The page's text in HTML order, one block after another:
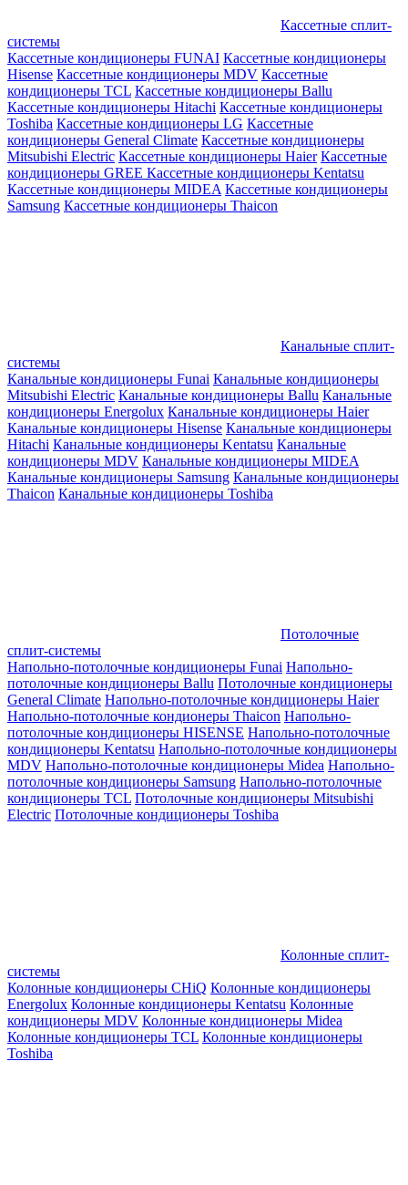
Кассетные сплит-
системы
Кассетные кондиционеры FUNAI Кассетные кондиционеры
Hisense Кассетные кондиционеры MDV Кассетные
кондиционеры TCL Кассетные кондиционеры Ballu
Кассетные кондиционеры Hitachi Кассетные кондиционеры
Toshiba Кассетные кондиционеры LG Кассетные
кондиционеры General Climate Кассетные кондиционеры
Mitsubishi Electric Кассетные кондиционеры Haier Кассетные
кондиционеры GREE Кассетные кондиционеры Kentatsu
Кассетные кондиционеры MIDEA Кассетные кондиционеры
Samsung Кассетные кондиционеры Thaicon
Канальные сплит-
системы
Канальные кондиционеры Funai Канальные кондиционеры
Mitsubishi Electric Канальные кондиционеры Ballu Канальные
кондиционеры Energolux Канальные кондиционеры Haier
Канальные кондиционеры Hisense Канальные кондиционеры
Hitachi Канальные кондиционеры Kentatsu Канальные
кондиционеры MDV Канальные кондиционеры MIDEA
Канальные кондиционеры Samsung Канальные кондиционеры
Thaicon Канальные кондиционеры Toshiba
Потолочные
сплит-системы
Напольно-потолочные кондиционеры Funai Напольно-
потолочные кондиционеры Ballu Потолочные кондиционеры
General Climate Напольно-потолочные кондиционеры Haier
Напольно-потолочные кондионеры Thaicon Напольно-
потолочные кондиционеры HISENSE Напольно-потолочные
кондиционеры Kentatsu Напольно-потолочные кондиционеры
MDV Напольно-потолочные кондиционеры Midea Напольно-
потолочные кондиционеры Samsung Напольно-потолочные
кондиционеры TCL Потолочные кондиционеры Mitsubishi
Electric Потолочные кондиционеры Toshiba
Колонные сплит-
системы
Колонные кондиционеры CHiQ Колонные кондиционеры
Energolux Колонные кондиционеры Kentatsu Колонные
кондиционеры MDV Колонные кондиционеры Midea
Колонные кондиционеры TCL Колонные кондиционеры
Toshiba